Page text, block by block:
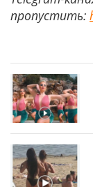
пропустить: